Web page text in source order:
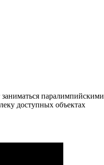
паралимпийскими
доступных объектах